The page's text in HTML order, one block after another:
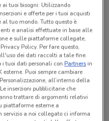
tuoi bisogni: Utilizzando
e offerte per i tuoi acquisti
tuo mondo. Tutto questo è
e analisi effettuate in base alle
e sulle piattaforme collegate,
Policy. Per fare questo,
dei dati raccolti a tale fine.
i tuoi dati personali conPartnersin
Puoi sempre cambiare
all’interno della
inserzioni pubblicitarie che
trattare di argomenti relativi
piattaforme esterne a
servizio a noi collegato ci informa